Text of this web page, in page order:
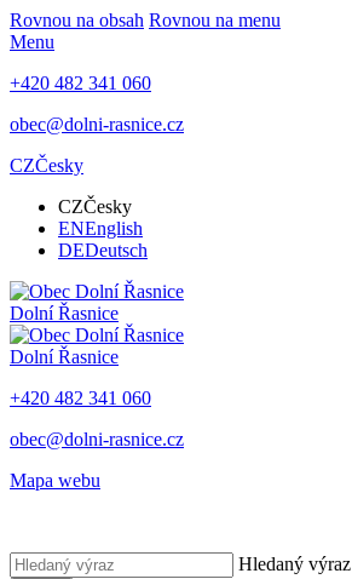
Rovnou na obsah Rovnou na menu
Menu
+420 482 341 060
obec@dolni-rasnice.cz
CZČesky
CZČesky
ENEnglish
DEDeutsch
Dolní Řasnice
Dolní Řasnice
+420 482 341 060
obec@dolni-rasnice.cz
Mapa webu
Hledaný výraz